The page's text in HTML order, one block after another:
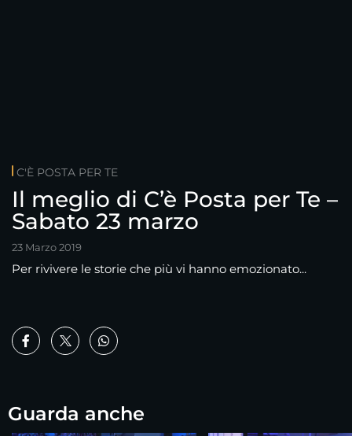
C'È POSTA PER TE
Il meglio di C’è Posta per Te –
Sabato 23 marzo
23 Marzo 2019
Per rivivere le storie che più vi hanno emozionato...
Guarda anche